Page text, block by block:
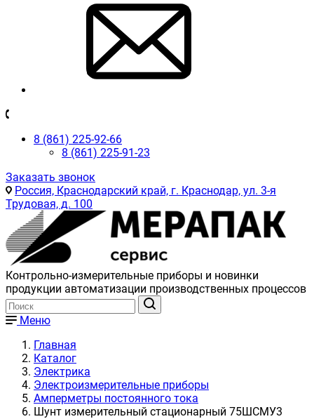
8 (861) 225-92-66
8 (861) 225-91-23
Заказать звонок
Россия, Краснодарский край, г. Краснодар, ул. 3-я
Трудовая, д. 100
Контрольно-измерительные приборы и новинки
продукции автоматизации производственных процессов
Меню
Главная
Каталог
Электрика
Электроизмерительные приборы
Амперметры постоянного тока
Шунт измерительный стационарный 75ШСМУ3